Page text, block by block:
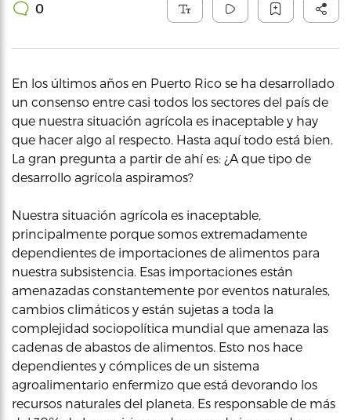
0
En los últimos años en Puerto Rico se ha desarrollado
un consenso entre casi todos los sectores del país de
que nuestra situación agrícola es inaceptable y hay
que hacer algo al respecto. Hasta aquí todo está bien.
La gran pregunta a partir de ahí es: ¿A que tipo de
desarrollo agrícola aspiramos?
Nuestra situación agrícola es inaceptable,
principalmente porque somos extremadamente
dependientes de importaciones de alimentos para
nuestra subsistencia. Esas importaciones están
amenazadas constantemente por eventos naturales,
cambios climáticos y están sujetas a toda la
complejidad sociopolítica mundial que amenaza las
cadenas de abastos de alimentos. Esto nos hace
dependientes y cómplices de un sistema
agroalimentario enfermizo que está devorando los
recursos naturales del planeta. Es responsable de más